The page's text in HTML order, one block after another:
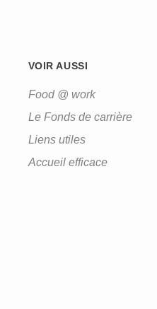
VOIR AUSSI
Food @ work
Le Fonds de carrière
Liens utiles
Accueil efficace